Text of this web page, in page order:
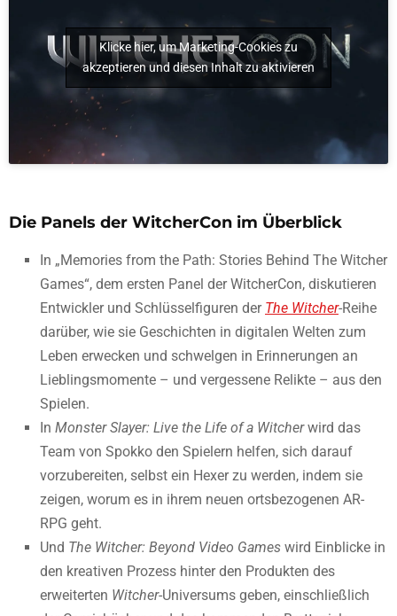
Klicke hier, um Marketing-Cookies zu
akzeptieren und diesen Inhalt zu aktivieren
Die Panels der WitcherCon im Überblick
In „Memories from the Path: Stories Behind The Witcher
Games“, dem ersten Panel der WitcherCon, diskutieren
Entwickler und Schlüsselfiguren der The Witcher-Reihe
darüber, wie sie Geschichten in digitalen Welten zum
Leben erwecken und schwelgen in Erinnerungen an
Lieblingsmomente – und vergessene Relikte – aus den
Spielen.
In Monster Slayer: Live the Life of a Witcherwird das
Team von Spokko den Spielern helfen, sich darauf
vorzubereiten, selbst ein Hexer zu werden, indem sie
zeigen, worum es in ihrem neuen ortsbezogenen AR-
RPG geht.
Und The Witcher: Beyond Video Games wird Einblicke in
den kreativen Prozess hinter den Produkten des
erweiterten Witcher-Universums geben, einschließlich